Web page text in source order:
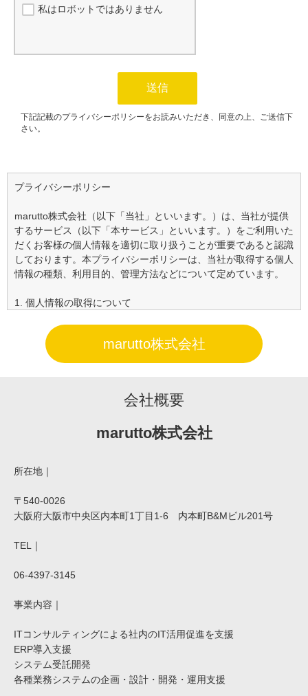
プライバシーポリシー
marutto株式会社（以下「当社」といいます。）は、当社が提供
するサービス（以下「本サービス」といいます。）をご利用いた
だくお客様の個人情報を適切に取り扱うことが重要であると認識
しております。本プライバシーポリシーは、当社が取得する個人
情報の種類、利用目的、管理方法などについて定めています。
1. 個人情報の取得について
情報を取得いたします。
・お客様から直接提供いただく情報：本サービスのご利用時に、
氏名、性別、年齢、生年月日、職業、住所、電話番号、メールア
・第三者から提供される情報：お客様が外部サービスとの連携を
フィール情報などを取得することがあります。
報などを自動的に収集します。
2. 個人情報の利用目的
当社は、取得した個人情報を以下の目的で利用いたします。
・お客様からのお問い合わせやご相談への対応のため
・本サービスに関する統計データの作成のため
・法令や規範に基づく対応のため
3. 個人情報の第三者提供
当社は、以下の場合を除き、あらかじめお客様の同意を得ること
なく、個人情報を第三者に提供することはありません。
・法令に基づく場合
marutto株式会社
会社概要
marutto株式会社
所在地｜
〒540-0026
大阪府大阪市中央区内本町1丁目1-6 内本町B&Mビル201号
TEL｜
06-4397-3145
事業内容｜
ITコンサルティングによる社内のIT活用促進を支援
ERP導入支援
システム受託開発
各種業務システムの企画・設計・開発・運用支援